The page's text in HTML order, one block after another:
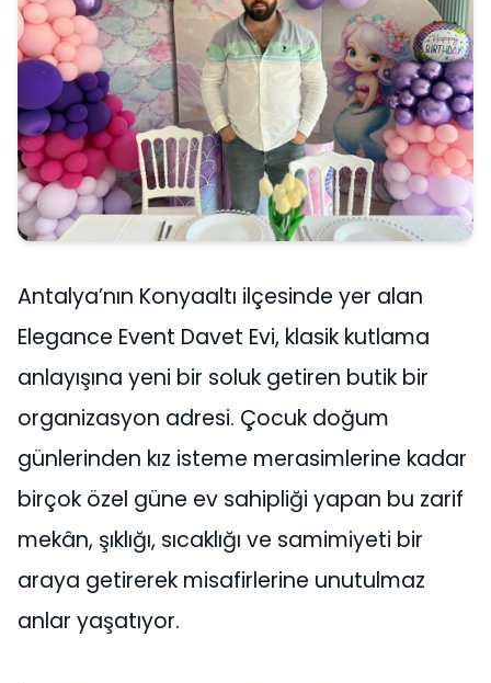
Antalya’nın Konyaaltı ilçesinde yer alan
Elegance Event Davet Evi, klasik kutlama
anlayışına yeni bir soluk getiren butik bir
organizasyon adresi. Çocuk doğum
günlerinden kız isteme merasimlerine kadar
birçok özel güne ev sahipliği yapan bu zarif
mekân, şıklığı, sıcaklığı ve samimiyeti bir
araya getirerek misafirlerine unutulmaz
anlar yaşatıyor.